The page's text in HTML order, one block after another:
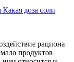
Какая доза соли
рациона
продуктов